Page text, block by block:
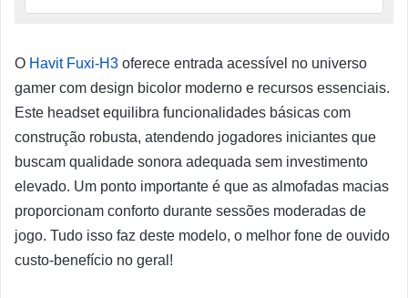
O Havit Fuxi-H3 oferece entrada acessível no universo
gamer com design bicolor moderno e recursos essenciais.
Este headset equilibra funcionalidades básicas com
construção robusta, atendendo jogadores iniciantes que
buscam qualidade sonora adequada sem investimento
elevado. Um ponto importante é que as almofadas macias
proporcionam conforto durante sessões moderadas de
jogo. Tudo isso faz deste modelo, o melhor fone de ouvido
custo-benefício no geral!